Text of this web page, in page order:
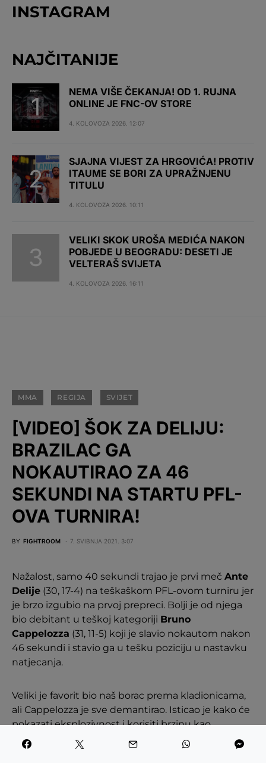
INSTAGRAM
NAJČITANIJE
NEMA VIŠE ČEKANJA! OD 1. RUJNA
ONLINE JE FNC-OV STORE
4. KOLOVOZA 2026. 12:07
SJAJNA VIJEST ZA HRGOVIĆA! PROTIV
ITAUME SE BORI ZA UPRAŽNJENU
TITULU
4. KOLOVOZA 2026. 10:11
VELIKI SKOK UROŠA MEDIĆA NAKON
POBJEDE U BEOGRADU: DESETI JE
VELTERAŠ SVIJETA
4. KOLOVOZA 2026. 16:11
MMA REGIJA SVIJET
[VIDEO] ŠOK ZA DELIJU:
BRAZILAC GA
NOKAUTIRAO ZA 46
SEKUNDI NA STARTU PFL-
OVA TURNIRA!
BY FIGHTROOM 7. SVIBNJA 2021. 3:07
Nažalost, samo 40 sekundi trajao je prvi meč Ante
Delije (30, 17-4) na teškaškom PFL-ovom turniru jer
je brzo izgubio na prvoj prepreci. Bolji je od njega
bio debitant u teškoj kategoriji Bruno
Cappelozza (31, 11-5) koji je slavio nokautom nakon
46 sekundi i stavio ga u tešku poziciju u nastavku
natjecanja.
Veliki je favorit bio naš borac prema kladionicama,
ali Cappelozza je sve demantirao. Isticao je kako će
pokazati eksplozivnost i korisiti brzinu kao
prednost te je samo ‘eksplodirao’ u jednoj razmjeni
i s par brzih, ali snažnih udaraca zakačio je Deliju po